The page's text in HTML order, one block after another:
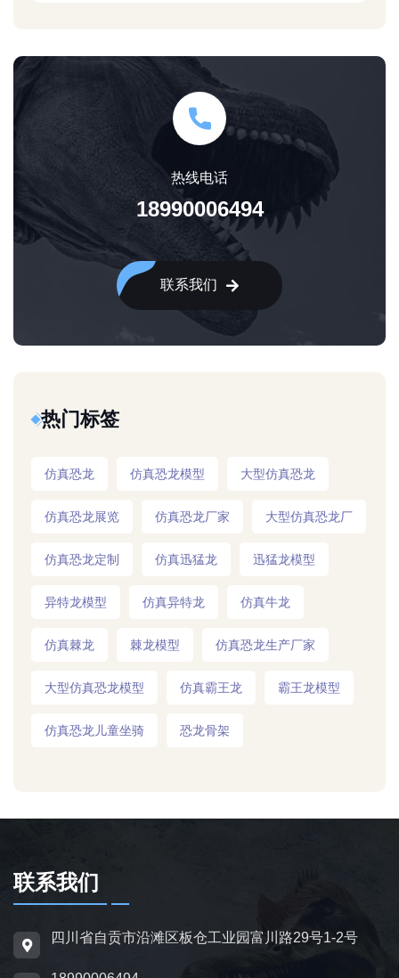
热线电话
18990006494
联系我们
热门标签
仿真恐龙 仿真恐龙模型 大型仿真恐龙
仿真恐龙展览 仿真恐龙厂家 大型仿真恐龙厂
仿真恐龙定制 仿真迅猛龙 迅猛龙模型
异特龙模型 仿真异特龙 仿真牛龙
仿真棘龙 棘龙模型 仿真恐龙生产厂家
大型仿真恐龙模型 仿真霸王龙 霸王龙模型
仿真恐龙儿童坐骑 恐龙骨架
联系我们
四川省自贡市沿滩区板仓工业园富川路29号1-2号